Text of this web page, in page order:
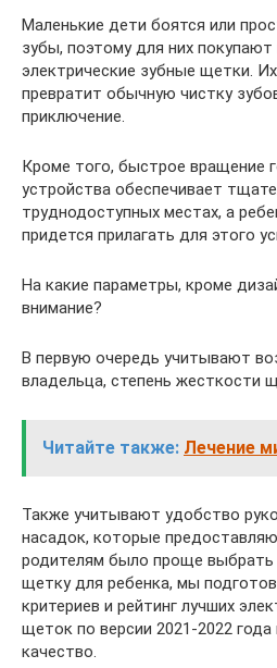
Маленькие дети боятся или
зубы, поэтому для них
электрические зубные щетки.
превратит обычную чистку
приключение.
Кроме того, быстрое вращение
устройства обеспечивает
труднодоступных местах, а
придется прилагать для этого
На какие параметры, кроме
внимание?
В первую очередь учитывают
владельца, степень жесткости
Читайте также: Лечение
Также учитывают удобство
насадок, которые
родителям было проще выбрать
щетку для ребенка, мы
критериев и рейтинг лучших
щеток по версии 2021-2022
качество.